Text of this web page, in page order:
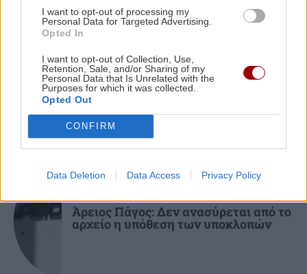
I want to opt-out of processing my
Personal Data for Targeted Advertising.
Opted In
I want to opt-out of Collection, Use,
Retention, Sale, and/or Sharing of my
Personal Data that Is Unrelated with the
Purposes for which it was collected.
Opted Out
CONFIRM
Data Deletion Data Access Privacy Policy
διαλύει το success story της κυβέρνησης»
Το τείχος των 12 δισ. δολαρίων: Η Ιαπωνία
υψώνει άμυνα απέναντι στη δύναμη της
θάλασσας
15:16
ΚΟΣΜΟΣ
αναμονή αποτελεσμάτων των συνομιλιών
ΠΕΡΙΕΡΓΑ - ΠΑΡΑΞΕΝΑ
Το κρέας - πολυτέλεια από την
Ιαπωνία που λιώνει στο στόμα
ΕΛΛΑΔΑ
Άρειος Πάγος: Δεν ανασύρεται από το
αρχείο η υπόθεση των υποκλοπών